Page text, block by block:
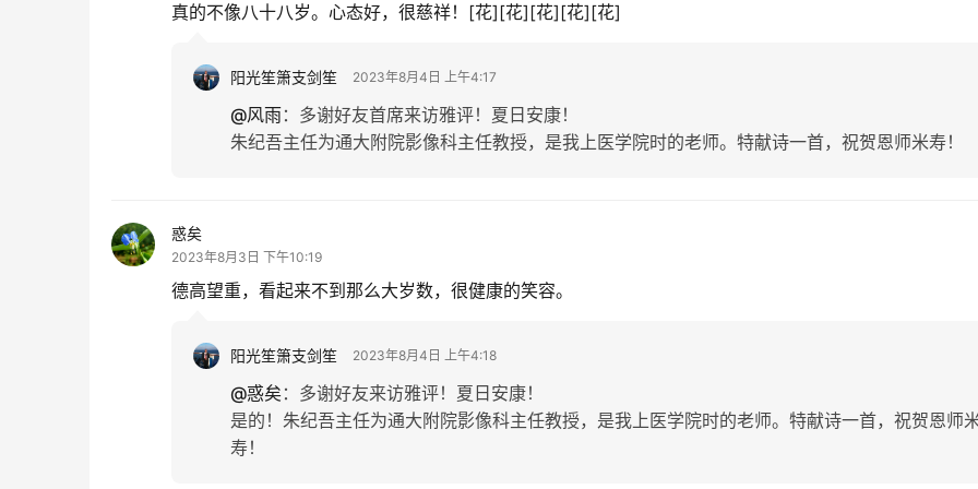
真的不像八十八岁。心态好，很慈祥！[花][花][花][花][花]
阳光笙箫支剑笙 2023年8月4日 上午4:17
@风雨： 多谢好友首席来访雅评！夏日安康！
朱纪吾主任为通大附院影像科主任教授，是我上医学院时的老师。特献诗一首，祝贺恩师米寿！
惑矣
2023年8月3日 下午10:19
德高望重，看起来不到那么大岁数，很健康的笑容。
阳光笙箫支剑笙 2023年8月4日 上午4:18
@惑矣： 多谢好友来访雅评！夏日安康！
是的！朱纪吾主任为通大附院影像科主任教授，是我上医学院时的老师。特献诗一首，祝贺恩师
寿！